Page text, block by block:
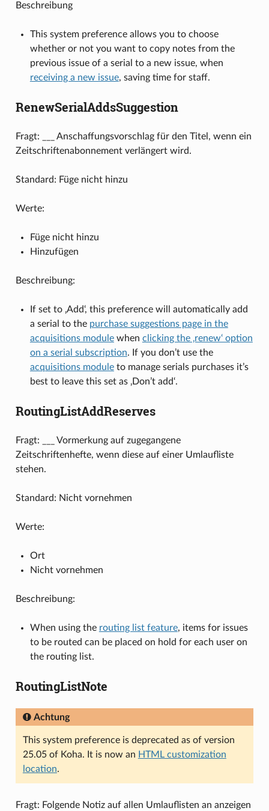
Beschreibung
This system preference allows you to choose
whether or not you want to copy notes from the
previous issue of a serial to a new issue, when
receiving a new issue, saving time for staff.
RenewSerialAddsSuggestion
Fragt: ___ Anschaffungsvorschlag für den Titel, wenn ein
Zeitschriftenabonnement verlängert wird.
Standard: Füge nicht hinzu
Werte:
Füge nicht hinzu
Hinzufügen
Beschreibung:
If set to ‚Add‘, this preference will automatically add
a serial to the purchase suggestions page in the
acquisitions modulewhen clicking the ‚renew‘ option
on a serial subscription. If you don’t use the
acquisitions moduleto manage serials purchases it’s
best to leave this set as ‚Don’t add‘.
RoutingListAddReserves
Fragt: ___ Vormerkung auf zugegangene
Zeitschriftenhefte, wenn diese auf einer Umlaufliste
stehen.
Standard: Nicht vornehmen
Werte:
Ort
Nicht vornehmen
Beschreibung:
When using the routing list feature, items for issues
to be routed can be placed on hold for each user on
the routing list.
RoutingListNote
Achtung
This system preference is deprecated as of version
25.05 of Koha. It is now an HTML customization
location.
Fragt: Folgende Notiz auf allen Umlauflisten an anzeigen